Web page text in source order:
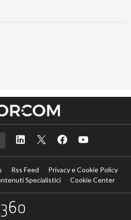
Rss Feed
Privacy e Cookie Policy
Specialistici
Cookie Center